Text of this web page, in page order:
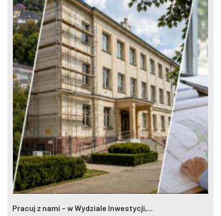
Pracuj z nami – w Wydziale Inwestycji,...